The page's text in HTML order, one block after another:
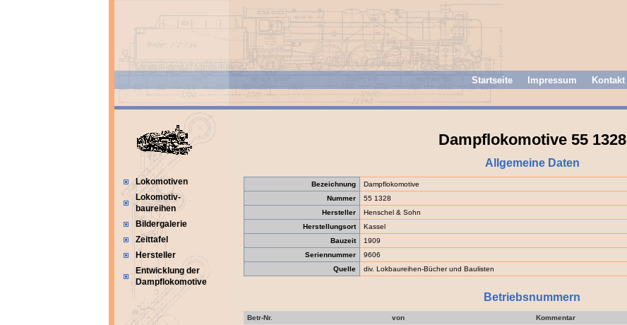
Startseite Impressum Kontakt
Lokomotiven
Lokomotiv-
baureihen
Bildergalerie
Zeittafel
Hersteller
Entwicklung der
Dampflokomotive
Dampflokomotive 55 1328
Allgemeine Daten
Bezeichnung
Dampflokomotive
Nummer
55 1328
Hersteller
Henschel & Sohn
Herstellungsort
Kassel
Bauzeit
1909
Seriennummer
9606
Quelle
div. Lokbaureihen-Bücher und Baulisten
Betriebsnummern
Betr-Nr. von Kommentar